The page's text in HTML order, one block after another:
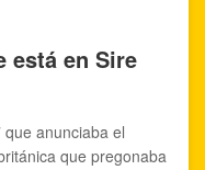
está en Sire
anunciaba el
que pregonaba